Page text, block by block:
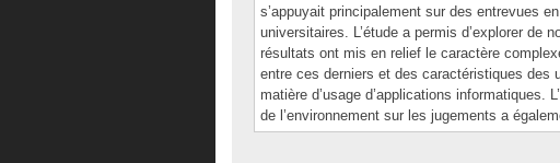
s’appuyait principalement sur des entrevues
universitaires. L’étude a permis d’explorer de
résultats ont mis en relief le caractère
entre ces derniers et des caractéristiques des
matière d’usage d’applications informatiques.
de l’environnement sur les jugements a